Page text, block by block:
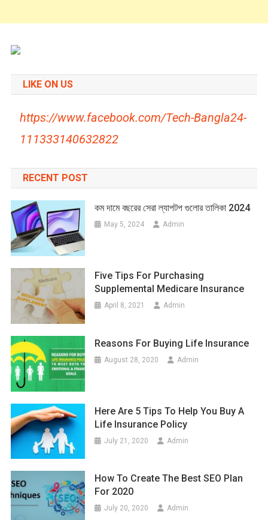
LIKE ON US
https://www.facebook.com/Tech-Bangla24-
111333140632822
RECENT POST
কম দামে বছরের সেরা ল্যাপটপ গুলোর তালিকা 2024
May 5, 2024 Admin
Five Tips For Purchasing
Supplemental Medicare Insurance
April 8, 2021 Admin
Reasons For Buying Life Insurance
August 28, 2020 Admin
Here Are 5 Tips To Help You Buy A
Life Insurance Policy
July 21, 2020 Admin
How To Create The Best SEO Plan
For 2020
July 20, 2020 Admin